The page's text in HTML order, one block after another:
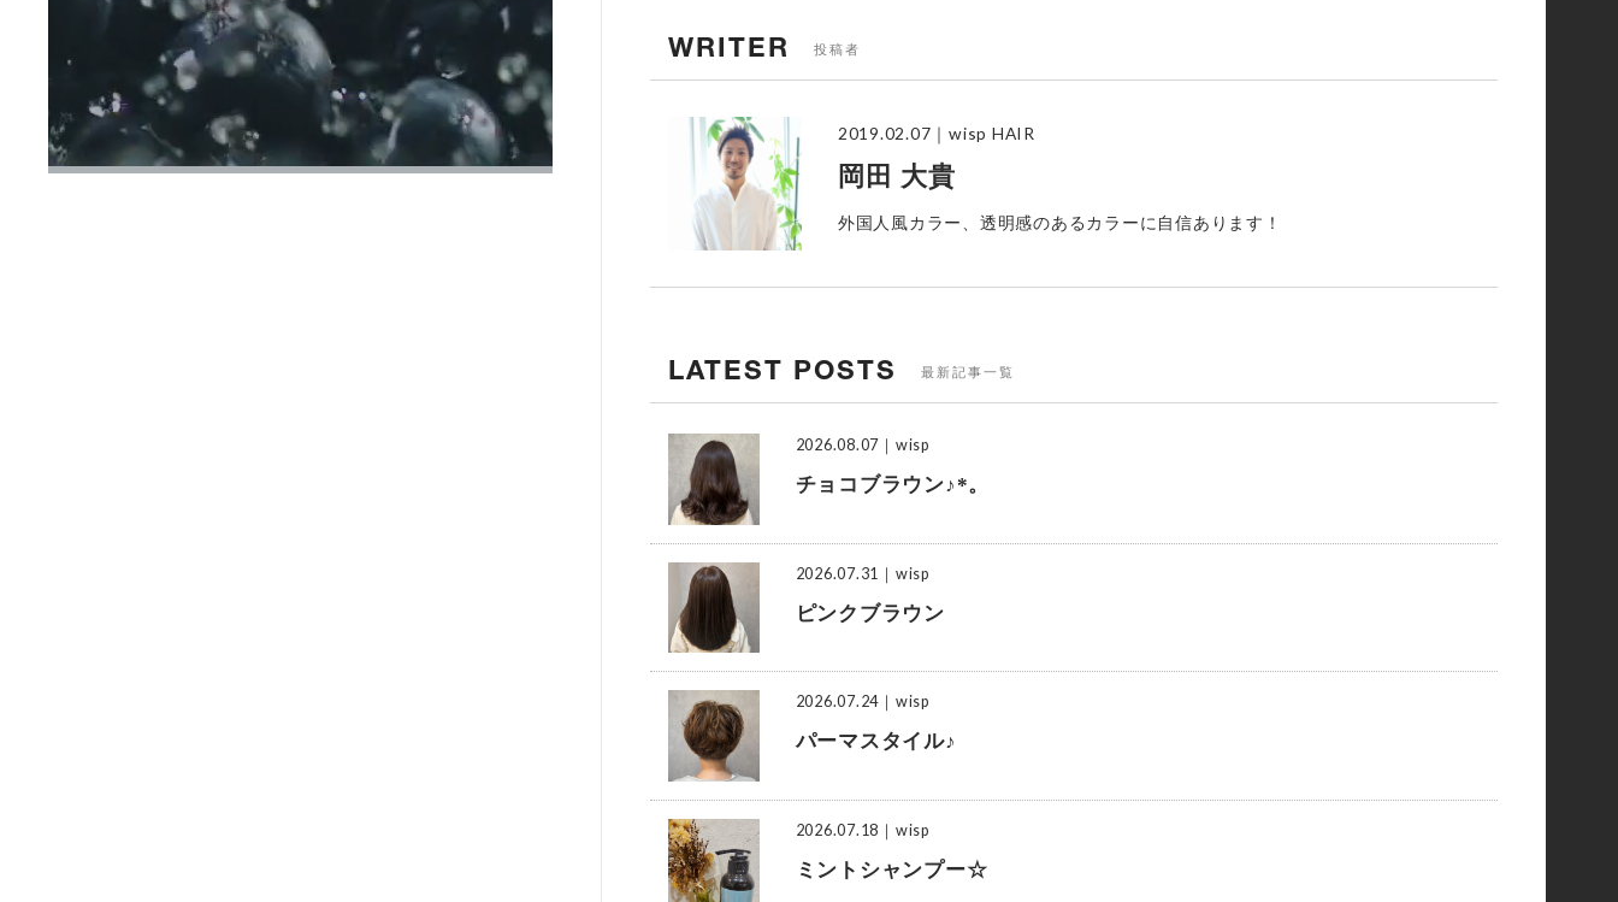
WRITER 投稿者
2019.02.07 ｜wisp HAIR
岡田 大貴
外国人風カラー、透明感のあるカラーに自信あります！
LATEST POSTS 最新記事一覧
2026.08.07 ｜wisp
チョコブラウン♪*。
2026.07.31 ｜wisp
ピンクブラウン
2026.07.24 ｜wisp
パーマスタイル♪
2026.07.18 ｜wisp
ミントシャンプー☆